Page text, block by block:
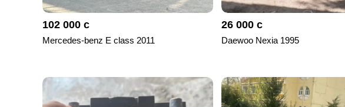
102 000 с
Mercedes-benz E class 2011
26 000 с
Daewoo Nexia 1995